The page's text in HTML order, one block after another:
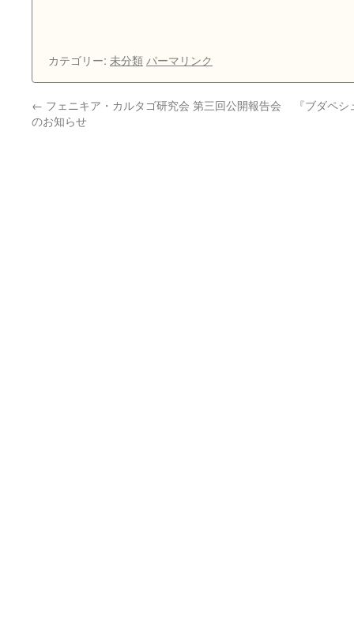
カテゴリー: 未分類 パーマリンク
← フェニキア・カルタゴ研究会 第三回公開報告会
のお知らせ
『ブダペ